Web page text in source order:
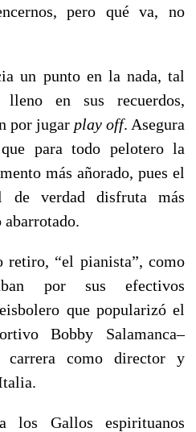
pero qué va, no
un punto en la nada, tal
lleno en sus recuerdos,
por jugar play off. Asegura
para todo pelotero la
más añorado, pues el
de verdad disfruta más
retiro, “el pianista”, como
por sus efectivos
que popularizó el
Bobby Salamanca–
carrera como director y
los Gallos espirituanos